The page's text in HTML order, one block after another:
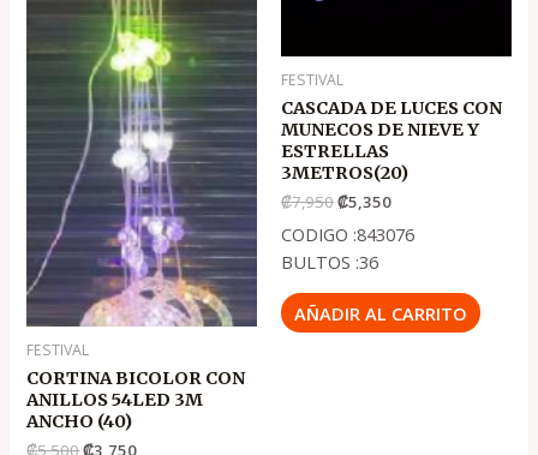
FESTIVAL
CORTINA BICOLOR CON
ANILLOS 54LED 3M
ANCHO (40)
₡5,500₡3,750
FESTIVAL
CASCADA DE LUCES CON
MUNECOS DE NIEVE Y
ESTRELLAS
3METROS(20)
₡7,950₡5,350
CODIGO :843076
BULTOS :36
AÑADIR AL CARRITO